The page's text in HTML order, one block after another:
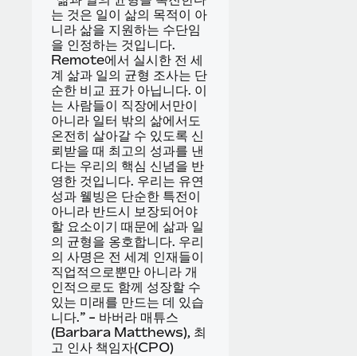
는 것은 일이 삶의 목적이 아
니라 삶을 지원하는 수단임
을 인정하는 것입니다.
Remote에서 실시한 전 세
계 삶과 일의 균형 조사는 단
순한 비교 표가 아닙니다. 이
는 사람들이 직장에서만이
아니라 일터 밖의 삶에서도
온전히 살아갈 수 있도록 신
뢰받을 때 최고의 성과를 낸
다는 우리의 핵심 신념을 반
영한 것입니다. 우리는 유연
성과 웰빙은 단순한 특전이
아니라 반드시 보장되어야
할 요소이기 때문에 삶과 일
의 균형을 옹호합니다. 우리
의 사명은 전 세계 인재들이
직업적으로뿐만 아니라 개
인적으로도 함께 성장할 수
있는 미래를 만드는 데 있습
니다.” - 바버라 매튜스
(Barbara Matthews), 최
고 인사 책임자(CPO)